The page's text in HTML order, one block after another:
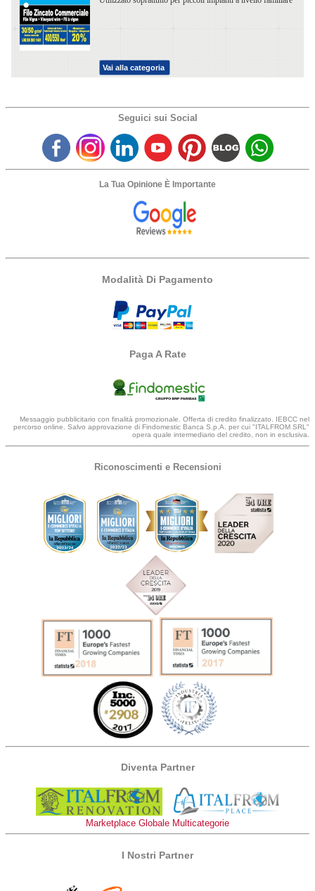
Vai alla categoria
Seguici sui Social
La Tua Opinione È Importante
Modalità Di Pagamento
Paga A Rate
Messaggio pubblicitario con finalità promozionale. Offerta di credito finalizzato. IEBCC nel
percorso online. Salvo approvazione di Findomestic Banca S.p.A. per cui "ITALFROM SRL"
opera quale intermediario del credito, non in esclusiva.
Riconoscimenti e Recensioni
Diventa Partner
Marketplace Globale Multicategorie
I Nostri Partner